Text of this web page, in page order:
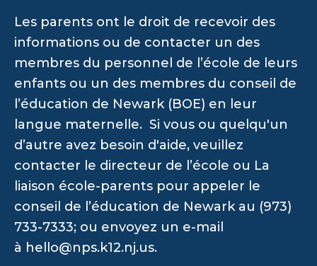
Les parents ont le droit de recevoir des
informations ou de contacter un des
membres du personnel de l’école de leurs
enfants ou un des membres du conseil de
l’éducation de Newark (BOE) en leur
langue maternelle. Si vous ou quelqu'un
d’autre avez besoin d'aide, veuillez
contacter le directeur de l’école ou La
liaison école-parents pour appeler le
conseil de l’éducation de Newark au (973)
733-7333; ou envoyez un e-mail
à hello@nps.k12.nj.us.